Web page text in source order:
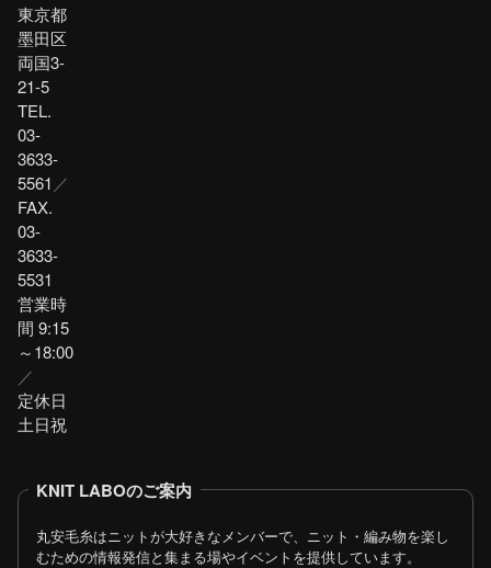
東京都
墨田区
両国3-
21-5
TEL.
03-
3633-
5561 ／
FAX.
03-
3633-
5531
営業時
間 9:15
～18:00
／
定休日
土日祝
KNIT LABOのご案内
丸安毛糸はニットが大好きなメンバーで、ニット・編み物を楽し
むための情報発信と集まる場やイベントを提供しています。